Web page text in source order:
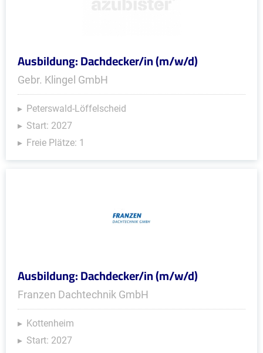
Ausbildung: Dachdecker/in (m/w/d)
Gebr. Klingel GmbH
Peterswald-Löffelscheid
Start: 2027
Freie Plätze: 1
Ausbildung: Dachdecker/in (m/w/d)
Franzen Dachtechnik GmbH
Kottenheim
Start: 2027